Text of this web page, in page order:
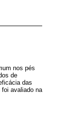
nos pés
de
das
avaliado na